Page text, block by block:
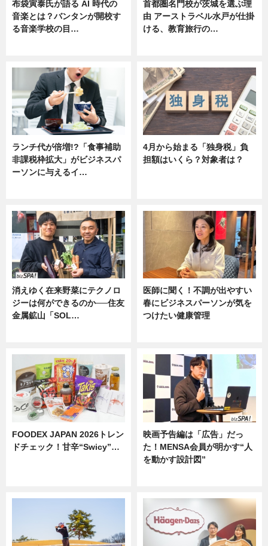
布袋寅泰氏が語る AI 時代の
音楽とは？バンタンが開校す
る音楽学校の目…
首都圏名門校が茨城を選ぶ理
由 アーストラベル水戸が仕掛
ける、教育旅行の…
ランチ代が倍増!?「食事補助
非課税枠拡大」がビジネスパ
ーソンに与えるイ…
4月から始まる「独身税」負
担額はいくら？対象者は？
消えゆく在来野菜にテクノロ
ジーは何ができるのか──住友
金属鉱山「SOL…
医師に聞く！不調が出やすい
春にビジネスパーソンが気を
つけたい健康管理
FOODEX JAPAN 2026トレン
ドチェック！甘辛“Swicy”…
映画予告編は「広告」だっ
た！MENSA会員が明かす“人
を動かす設計図”